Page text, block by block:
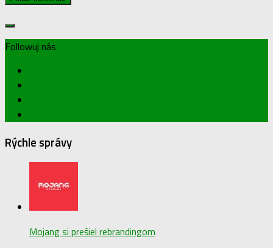
Followuj nás
Rýchle správy
Mojang si prešiel rebrandingom